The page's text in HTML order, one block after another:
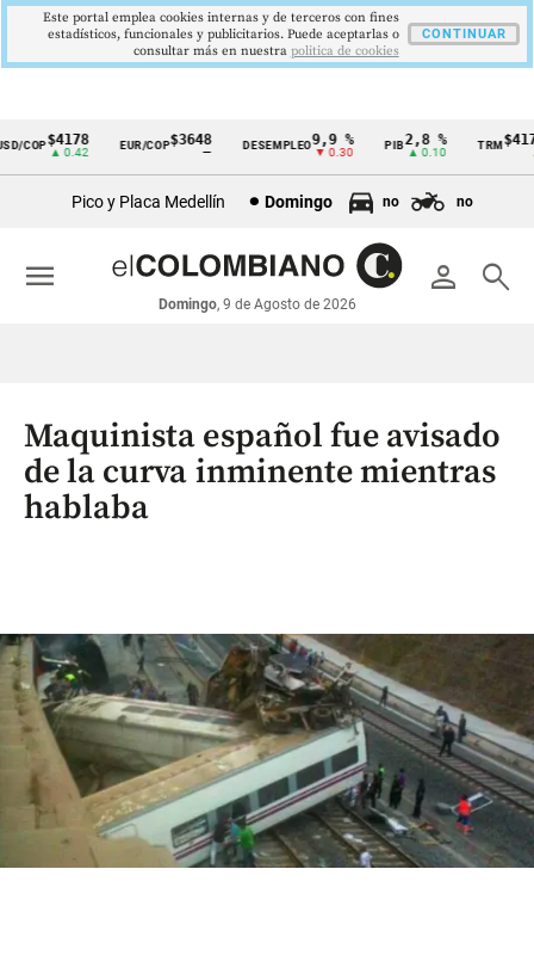
Cintillo
económicos
Colombia
COP$4178
▲ 0.42
EUR/COP$3648 DESEMPLEO9,9 %
▼ 0.30
2,8 %
▲ 0.10
TRM
Pico y Placa Medellín Domingo no no
person search
Domingo, 9 de Agosto de 2026
menu
Maquinista español fue avisado
de la curva inminente mientras
hablaba
Este portal emplea cookies internas y de terceros con fines
estadísticos, funcionales y publicitarios. Puede aceptarlas o
consultar más en nuestra politica de cookies
CONTINUAR